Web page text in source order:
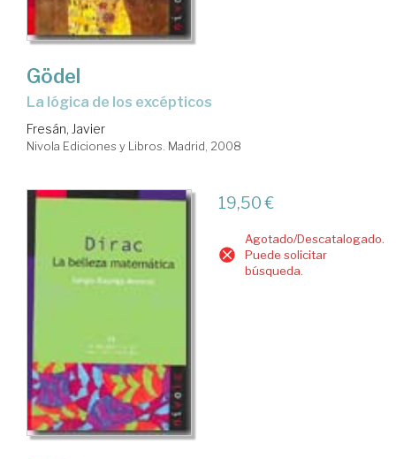
Gödel
la lógica de los excépticos
Fresán, Javier
Nivola Ediciones y Libros. Madrid, 2008
19,50 €
Agotado/Descatalogado.
Puede solicitar
búsqueda.